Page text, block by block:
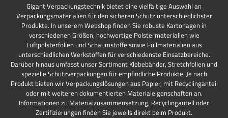
Gigant Verpackungstechnik bietet eine vielfältige Auswahl an
Verpackungsmaterialien für den sicheren Schutz unterschiedlichster
Produkte. In unserem Webshop finden Sie robuste Kartonagen in
verschiedenen Größen, hochwertige Polstermaterialien wie
Luftpolsterfolien und Schaumstoffe sowie Füllmaterialien aus
unterschiedlichen Werkstoffen für verschiedenste Einsatzbereiche.
Darüber hinaus umfasst unser Sortiment Klebebänder, Stretchfolien und
spezielle Schutzverpackungen für empfindliche Produkte. Je nach
Produkt bieten wir Verpackungslösungen aus Papier, mit Recyclinganteil
oder mit weiteren dokumentierten Materialeigenschaften an.
Informationen zu Materialzusammensetzung, Recyclinganteil oder
Zertifizierungen finden Sie jeweils direkt beim Produkt.